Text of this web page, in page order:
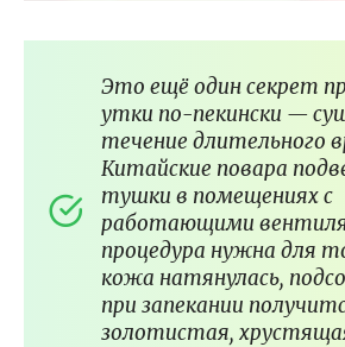
Это ещё один секрет
утки по-пекински —
течение длительного
Китайские повара
тушки в помещениях с
работающими
процедура нужна для
кожа натянулась,
при запекании
золотистая,